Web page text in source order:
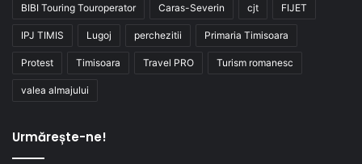
BIBI Touring Touroperator Caras-Severin cjt FIJET
IPJ TIMIS Lugoj perchezitii Primaria Timisoara
Protest Timisoara Travel PRO Turism romanesc
valea almajului
Urmărește-ne!